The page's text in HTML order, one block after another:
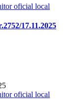
oficial local
17.11.2025
oficial local